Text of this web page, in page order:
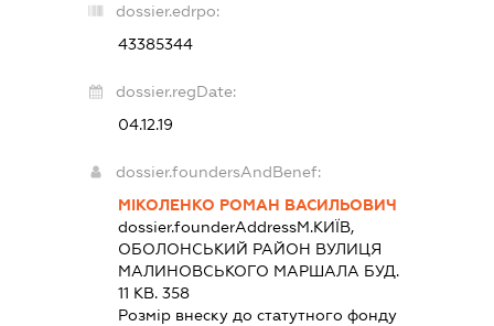
dossier.edrpo:
43385344
dossier.regDate:
04.12.19
dossier.foundersAndBenef:
МІКОЛЕНКО РОМАН ВАСИЛЬОВИЧ
dossier.founderAddressМ.КИЇВ,
ОБОЛОНСЬКИЙ РАЙОН ВУЛИЦЯ
МАЛИНОВСЬКОГО МАРШАЛА БУД.
11 КВ. 358
Розмір внеску до статутного фонду